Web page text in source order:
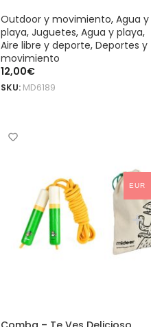
Outdoor y movimiento, Agua y
playa, Juguetes, Agua y playa,
Aire libre y deporte, Deportes y
movimiento
12,00€
SKU: MD6189
EUR